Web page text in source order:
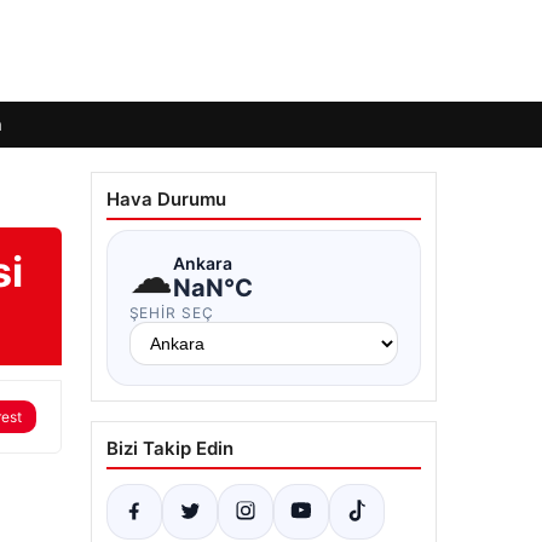
Hava Durumu
☁Ankara
NaN°C
ŞEHIR SEÇ
Bizi Takip Edin